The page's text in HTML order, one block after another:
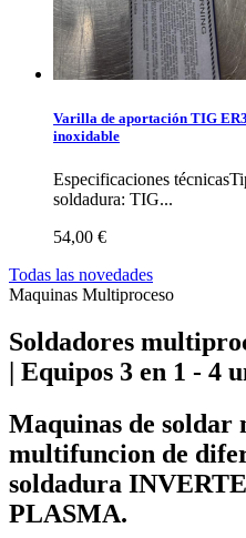
Varilla de aportación TIG
inoxidable
Especificaciones
soldadura: TIG...
54,00 €
Todas las novedades
Maquinas Multiproceso
Soldadores
| Equipos 3 en 1 - 4
Maquinas de soldar
multifuncion de
soldadura
PLASMA.